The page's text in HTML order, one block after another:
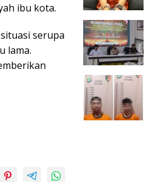
ibu kota.
serupa
lama.